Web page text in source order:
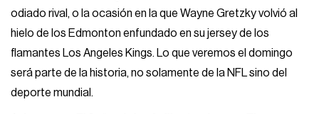
odiado rival, o la ocasión en la que Wayne Gretzky volvió al
hielo de los Edmonton enfundado en su jersey de los
flamantes Los Angeles Kings. Lo que veremos el domingo
será parte de la historia, no solamente de la NFL sino del
deporte mundial.